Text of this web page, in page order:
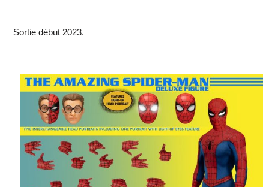
Sortie début 2023.